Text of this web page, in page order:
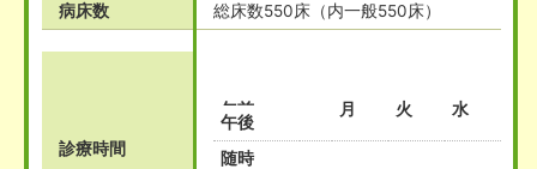
病床数 総床数550床（内一般550床）
診療時間
月 火 水
午前
午後
随時